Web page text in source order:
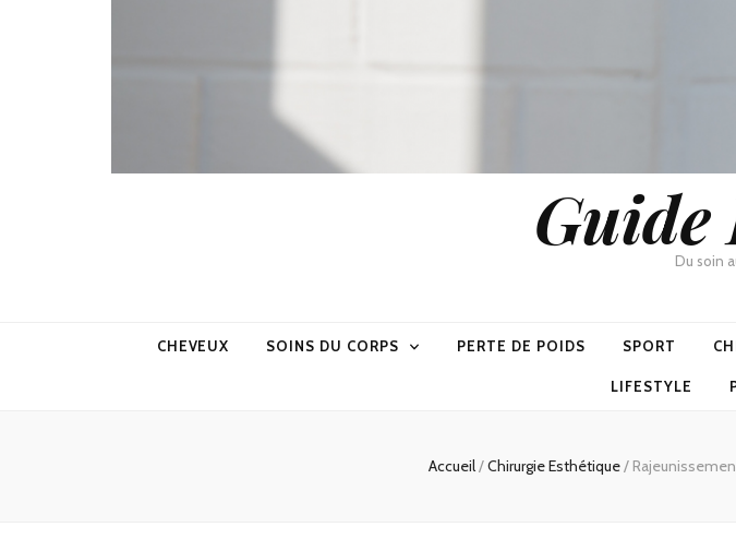
Guide
Du soin
CHEVEUX SOINS DU CORPS PERTE DE POIDS SPORT
LIFESTYLE
Accueil/Chirurgie Esthétique/